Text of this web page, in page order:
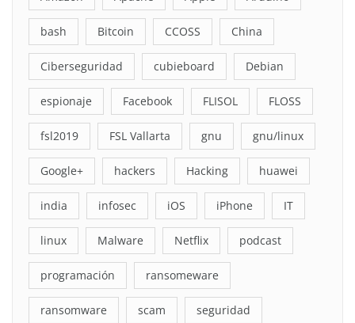
bash Bitcoin CCOSS China
Ciberseguridad cubieboard Debian
espionaje Facebook FLISOL FLOSS
fsl2019 FSL Vallarta gnu gnu/linux
Google+ hackers Hacking huawei
india infosec iOS iPhone IT
linux Malware Netflix podcast
programación ransomeware
ransomware scam seguridad